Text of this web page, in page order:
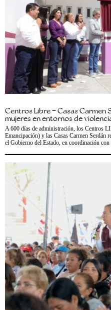
Centros Libre – Casas Carmen
mujeres en entornos de
A 600 días de administración, los Centros
Emancipación) y las Casas Carmen Serdán
el Gobierno del Estado, en coordinación con